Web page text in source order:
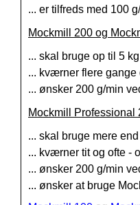
... er tilfreds med 100
Mockmill 200 og
... skal bruge op til 5
... kværner flere gange
... ønsker 200 g/min
Mockmill Professional
... skal bruge mere
... kværner tit og ofte -
... ønsker 200 g/min
... ønsker at bruge